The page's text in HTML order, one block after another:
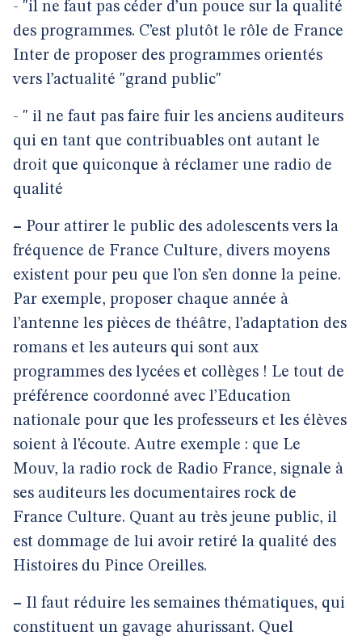
- "il ne faut pas céder d’un pouce sur la qualité
des programmes. C’est plutôt le rôle de France
Inter de proposer des programmes orientés
vers l’actualité "grand public"
- " il ne faut pas faire fuir les anciens auditeurs
qui en tant que contribuables ont autant le
droit que quiconque à réclamer une radio de
qualité
– Pour attirer le public des adolescents vers la
fréquence de France Culture, divers moyens
existent pour peu que l’on s’en donne la peine.
Par exemple, proposer chaque année à
l’antenne les pièces de théâtre, l’adaptation des
romans et les auteurs qui sont aux
programmes des lycées et collèges ! Le tout de
préférence coordonné avec l’Education
nationale pour que les professeurs et les élèves
soient à l’écoute. Autre exemple : que Le
Mouv, la radio rock de Radio France, signale à
ses auditeurs les documentaires rock de
France Culture. Quant au très jeune public, il
est dommage de lui avoir retiré la qualité des
Histoires du Pince Oreilles.
– Il faut réduire les semaines thématiques, qui
constituent un gavage ahurissant. Quel